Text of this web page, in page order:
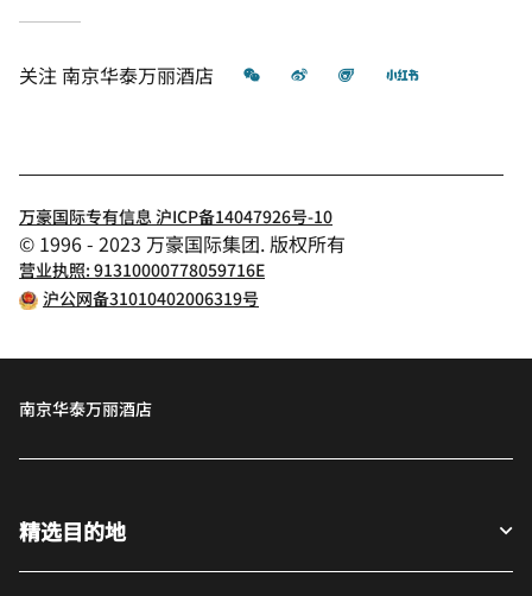
关注 南京华泰万丽酒店 微信 微博 飞猪 小红书
万豪国际专有信息 沪ICP备14047926号-10
© 1996 - 2023 万豪国际集团. 版权所有
营业执照: 91310000778059716E
沪公网备31010402006319号
南京华泰万丽酒店
精选目的地